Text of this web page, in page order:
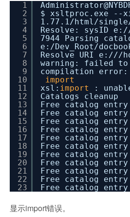
1
2
3
4
5
6
7
8
9
10
11
12
13
14
15
16
17
18
19
20
21
22
23
$ xsltproc.exe --
1.77.1/html/
Resolve: sysID e:
7944 Parsing
e: /Dev_Root/
Resolve URI e: ///
warning: failed
compilation error:
import
xsl: import :
Catalogs cleanup
Free catalog
Free catalog entry
Free catalog entry
Free catalog entry
Free catalog entry
Free catalog
Free catalog
Free catalog
Free catalog
Free catalog
Free catalog entry
显示import错误。